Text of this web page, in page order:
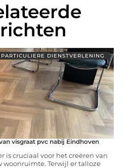
PARTICULIERE DIENSTVERLENING
visgraat pvc nabij Eindhoven
is cruciaal voor het creëren van
woonruimte. Terwijl er talloze